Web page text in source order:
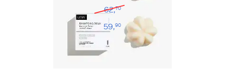
62,70
59,90